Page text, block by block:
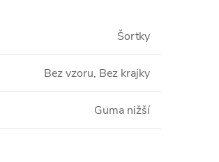
Šortky
Bez vzoru, Bez krajky
Guma nižší